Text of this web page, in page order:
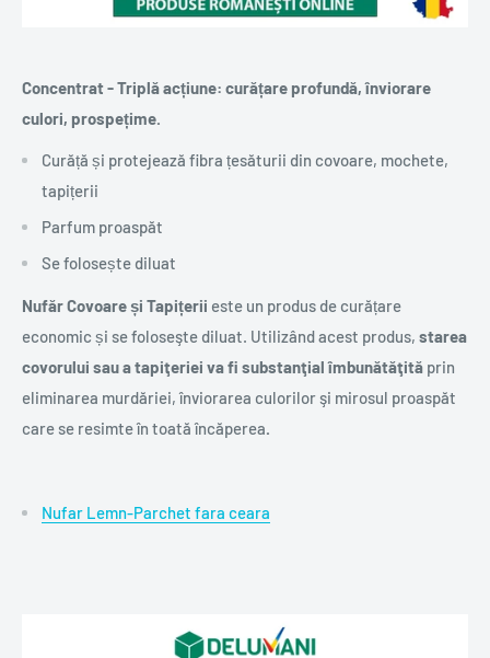
Concentrat - Triplă acțiune: curățare profundă, înviorare
culori, prospețime.
Curăță și protejează fibra țesăturii din covoare, mochete,
tapițerii
Parfum proaspăt
Se folosește diluat
Nufăr Covoare și Tapițerii este un produs de curățare
economic și se foloseşte diluat. Utilizând acest produs, starea
covorului sau a tapiţeriei va fi substanţial îmbunătăţită prin
eliminarea murdăriei, înviorarea culorilor şi mirosul proaspăt
care se resimte în toată încăperea
Nufar Lemn-Parchet fara ceara